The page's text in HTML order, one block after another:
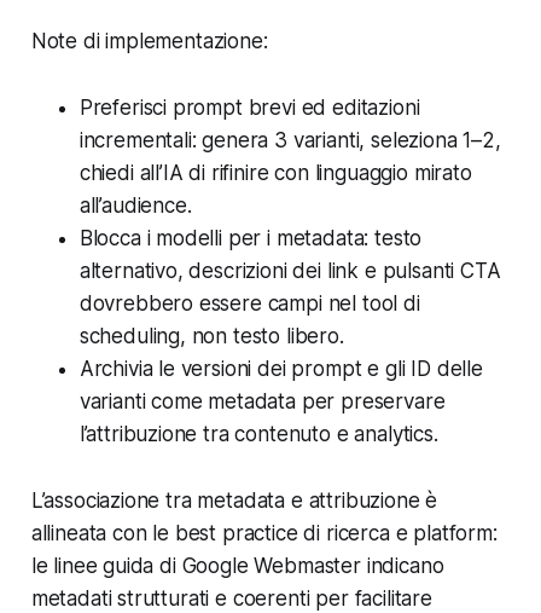
Note di implementazione:
Preferisci prompt brevi ed editazioni
incrementali: genera 3 varianti, seleziona 1–2,
chiedi all’IA di rifinire con linguaggio mirato
all’audience.
Blocca i modelli per i metadata: testo
alternativo, descrizioni dei link e pulsanti CTA
dovrebbero essere campi nel tool di
scheduling, non testo libero.
Archivia le versioni dei prompt e gli ID delle
varianti come metadata per preservare
l’attribuzione tra contenuto e analytics.
L’associazione tra metadata e attribuzione è
allineata con le best practice di ricerca e platform:
le linee guida di Google Webmaster indicano
metadati strutturati e coerenti per facilitare